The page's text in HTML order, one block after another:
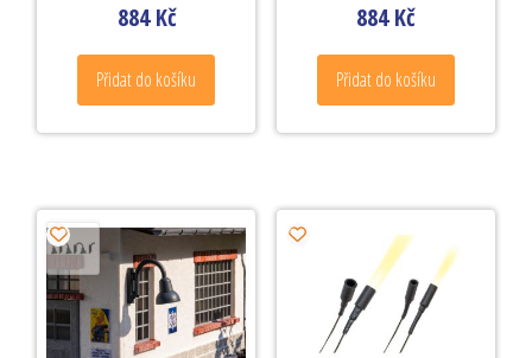
884Kč
Přidat do košíku
884Kč
Přidat do košíku